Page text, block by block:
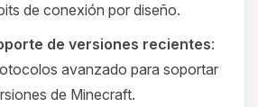
de conexión por diseño.
de versiones recientes:
avanzado para soportar
de Minecraft.